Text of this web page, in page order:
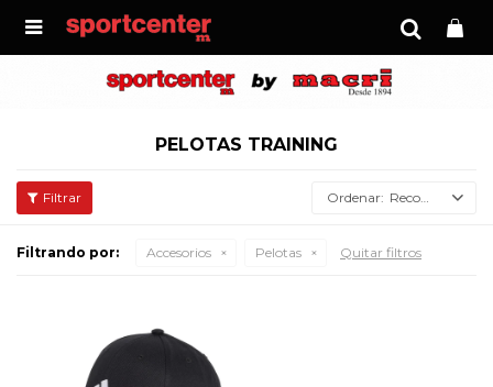

PELOTAS TRAINING
Recomendados
Filtrando por: Accesorios Pelotas Quitar filtros